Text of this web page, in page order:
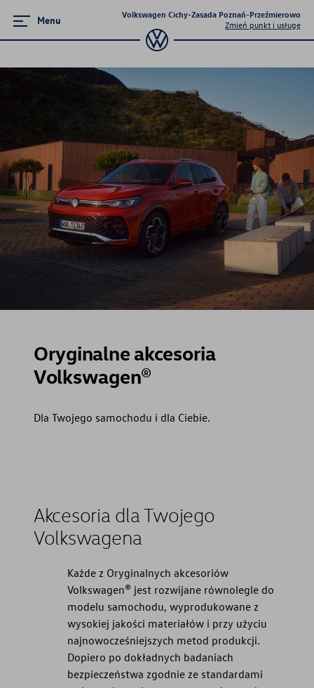
Menu
Volkswagen Cichy-Zasada Poznań-Przeźmierowo
Zmień punkt i usługę
Akcesoria
Oryginalne akcesoria Volkswagen
Oryginalne akcesoria
Volkswagen®
Dla Twojego samochodu i dla Ciebie.
Akcesoria dla Twojego
Volkswagena
Każde z Oryginalnych akcesoriów
Volkswagen® jest rozwijane równolegle do
modelu samochodu, wyprodukowane z
wysokiej jakości materiałów i przy użyciu
najnowocześniejszych metod produkcji.
Dopiero po dokładnych badaniach
bezpieczeństwa zgodnie ze standardami